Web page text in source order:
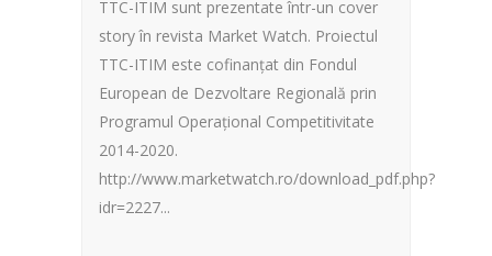
TTC-ITIM sunt prezentate într-un cover
story în revista Market Watch. Proiectul
TTC-ITIM este cofinanțat din Fondul
European de Dezvoltare Regională prin
Programul Operațional Competitivitate
2014-2020.
http://www.marketwatch.ro/download_pdf.php?
idr=2227...